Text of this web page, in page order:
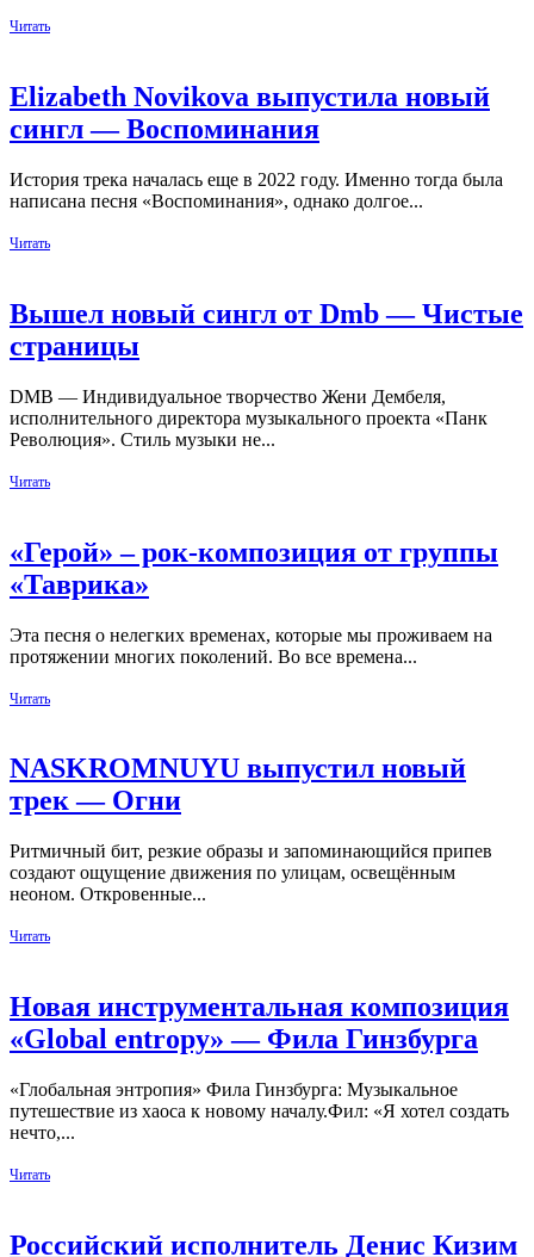
Читать
Elizabeth Novikova выпустила новый
сингл — Воспоминания
История трека началась еще в 2022 году. Именно тогда была
написана песня «Воспоминания», однако долгое...
Читать
Вышел новый сингл от Dmb — Чистые
страницы
DMB — Индивидуальное творчество Жени Дембеля,
исполнительного директора музыкального проекта «Панк
Революция». Стиль музыки не...
Читать
«Герой» – рок-композиция от группы
«Таврика»
Эта песня о нелегких временах, которые мы проживаем на
протяжении многих поколений. Во все времена...
Читать
NASKROMNUYU выпустил новый
трек — Огни
Ритмичный бит, резкие образы и запоминающийся припев
создают ощущение движения по улицам, освещённым
неоном. Откровенные...
Читать
Новая инструментальная композиция
«Global entropy» — Фила Гинзбурга
«Глобальная энтропия» Фила Гинзбурга: Музыкальное
путешествие из хаоса к новому началу.Фил: «Я хотел создать
нечто,...
Читать
Российский исполнитель Денис Кизим